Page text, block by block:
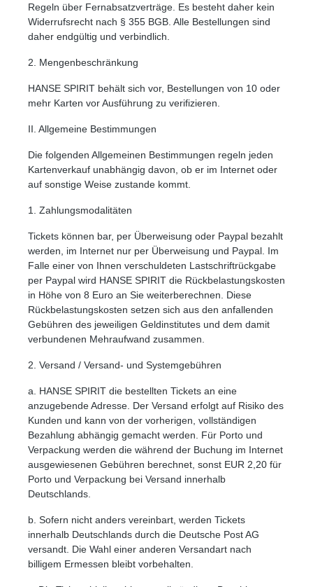
Regeln über Fernabsatzverträge. Es besteht daher kein
Widerrufsrecht nach § 355 BGB. Alle Bestellungen sind
daher endgültig und verbindlich.
2. Mengenbeschränkung
HANSE SPIRIT behält sich vor, Bestellungen von 10 oder
mehr Karten vor Ausführung zu verifizieren.
II. Allgemeine Bestimmungen
Die folgenden Allgemeinen Bestimmungen regeln jeden
Kartenverkauf unabhängig davon, ob er im Internet oder
auf sonstige Weise zustande kommt.
1. Zahlungsmodalitäten
Tickets können bar, per Überweisung oder Paypal bezahlt
werden, im Internet nur per Überweisung und Paypal. Im
Falle einer von Ihnen verschuldeten Lastschriftrückgabe
per Paypal wird HANSE SPIRIT die Rückbelastungskosten
in Höhe von 8 Euro an Sie weiterberechnen. Diese
Rückbelastungskosten setzen sich aus den anfallenden
Gebühren des jeweiligen Geldinstitutes und dem damit
verbundenen Mehraufwand zusammen.
2. Versand / Versand- und Systemgebühren
a. HANSE SPIRIT die bestellten Tickets an eine
anzugebende Adresse. Der Versand erfolgt auf Risiko des
Kunden und kann von der vorherigen, vollständigen
Bezahlung abhängig gemacht werden. Für Porto und
Verpackung werden die während der Buchung im Internet
ausgewiesenen Gebühren berechnet, sonst EUR 2,20 für
Porto und Verpackung bei Versand innerhalb
Deutschlands.
b. Sofern nicht anders vereinbart, werden Tickets
innerhalb Deutschlands durch die Deutsche Post AG
versandt. Die Wahl einer anderen Versandart nach
billigem Ermessen bleibt vorbehalten.